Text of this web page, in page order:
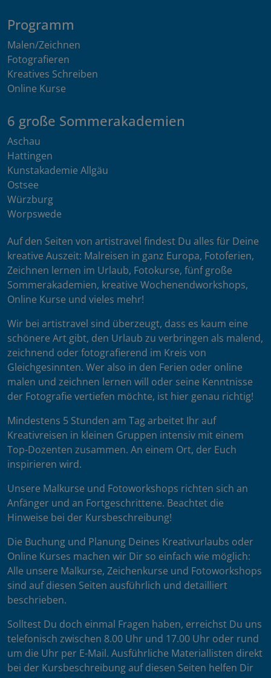
Programm
Malen/Zeichnen
Fotografieren
Kreatives Schreiben
Online Kurse
6 große Sommerakademien
Aschau
Hattingen
Kunstakademie Allgäu
Ostsee
Würzburg
Worpswede
Auf den Seiten von artistravel findest Du alles für Deine
kreative Auszeit: Malreisen in ganz Europa, Fotoferien,
Zeichnen lernen im Urlaub, Fotokurse, fünf große
Sommerakademien, kreative Wochenendworkshops,
Online Kurse und vieles mehr!
Wir bei artistravel sind überzeugt, dass es kaum eine
schönere Art gibt, den Urlaub zu verbringen als malend,
zeichnend oder fotografierend im Kreis von
Gleichgesinnten. Wer also in den Ferien oder online
malen und zeichnen lernen will oder seine Kenntnisse
der Fotografie vertiefen möchte, ist hier genau richtig!
Mindestens 5 Stunden am Tag arbeitet Ihr auf
Kreativreisen in kleinen Gruppen intensiv mit einem
Top-Dozenten zusammen. An einem Ort, der Euch
inspirieren wird.
Unsere Malkurse und Fotoworkshops richten sich an
Anfänger und an Fortgeschrittene. Beachtet die
Hinweise bei der Kursbeschreibung!
Die Buchung und Planung Deines Kreativurlaubs oder
Online Kurses machen wir Dir so einfach wie möglich:
Alle unsere Malkurse, Zeichenkurse und Fotoworkshops
sind auf diesen Seiten ausführlich und detailliert
beschrieben.
Solltest Du doch einmal Fragen haben, erreichst Du uns
telefonisch zwischen 8.00 Uhr und 17.00 Uhr oder rund
um die Uhr per E-Mail. Ausführliche Materiallisten direkt
bei der Kursbeschreibung auf diesen Seiten helfen Dir